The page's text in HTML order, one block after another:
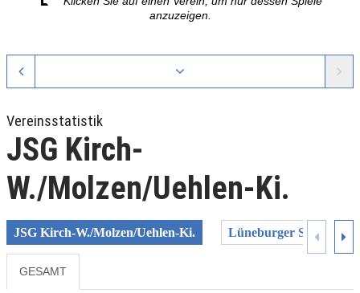
anzuzeigen.
Vereinsstatistik
JSG Kirch-
W./Molzen/Uehlen-Ki.
JSG Kirch-W./Molzen/Uehlen-Ki. Lüneburger SK Hansa
GESAMT